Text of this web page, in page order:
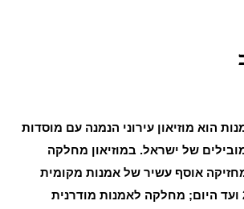
הוא מוזיאון עירוני הנמנה עם מוסדות
של ישראל. במוזיאון מחלקה
אוסף עשיר של אמנות מקומית
מתחילת המאה ה-20 ועד היום; מחלקה לאמנות מודרנית